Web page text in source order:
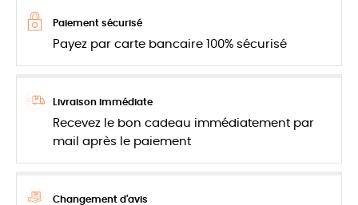
Paiement sécurisé
Payez par carte bancaire 100% sécurisé
Livraison immédiate
Recevez le bon cadeau immédiatement par
mail après le paiement
Changement d'avis